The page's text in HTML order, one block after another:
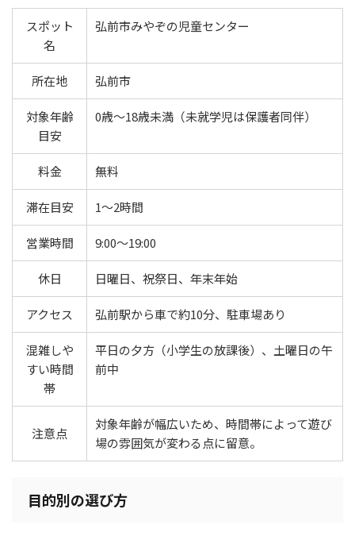
スポット
名
弘前市みやぞの児童センター
所在地 弘前市
対象年齢
目安
0歳〜18歳未満（未就学児は保護者同伴）
料金 無料
滞在目安 1〜2時間
営業時間 9:00〜19:00
休日 日曜日、祝祭日、年末年始
アクセス 弘前駅から車で約10分、駐車場あり
混雑しや
すい時間
帯
平日の夕方（小学生の放課後）、土曜日の午
前中
注意点
対象年齢が幅広いため、時間帯によって遊び
場の雰囲気が変わる点に留意。
目的別の選び方